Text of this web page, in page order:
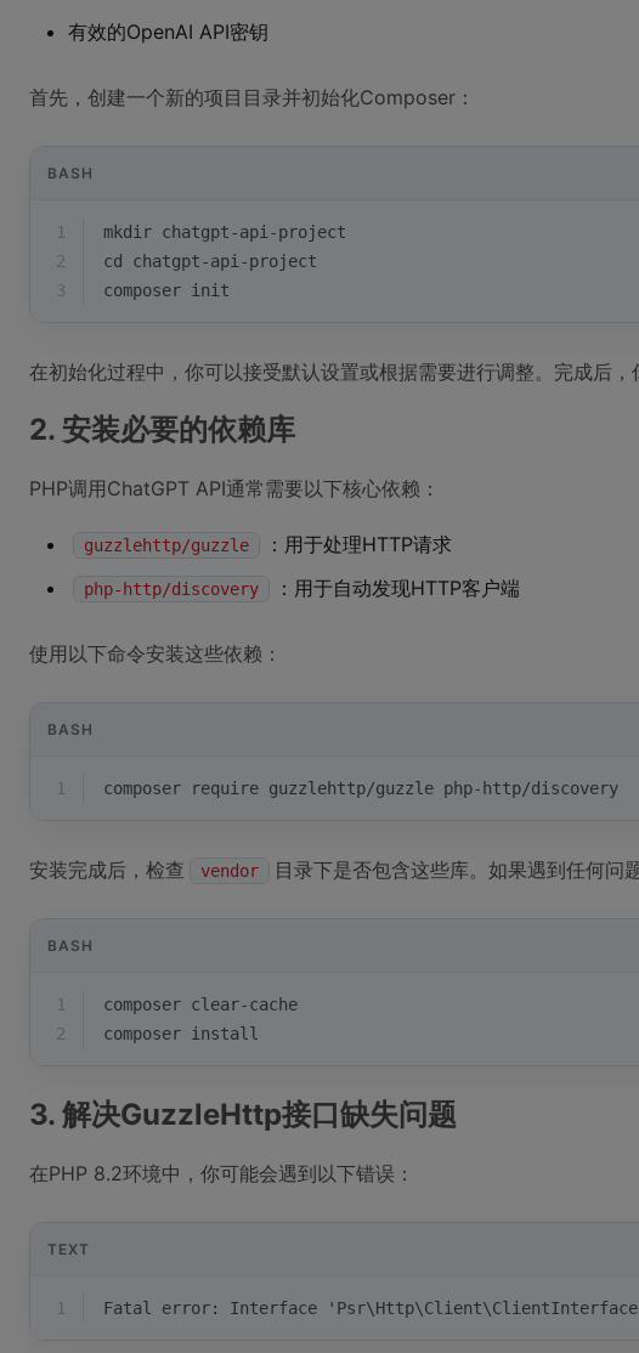
有效的OpenAI API密钥
首先，创建一个新的项目目录并初始化Composer：
BASH
1
mkdir chatgpt-api-project
2
cd
chatgpt-api-project
3
composer init
在初始化过程中，你可以接受默认设置或根据需要进行调整。完成后
2. 安装必要的依赖库
PHP调用ChatGPT API通常需要以下核心依赖：
guzzlehttp/guzzle ：用于处理HTTP请求
php-http/discovery ：用于自动发现HTTP客户端
使用以下命令安装这些依赖：
BASH
1 composer require guzzlehttp/guzzle php-http/discovery
安装完成后，检查 vendor 目录下是否包含这些库。如果遇到任何问
BASH
1
composer clear-cache
2
composer install
3. 解决GuzzleHttp接口缺失问题
在PHP 8.2环境中，你可能会遇到以下错误：
TEXT
1 Fatal error: Interface